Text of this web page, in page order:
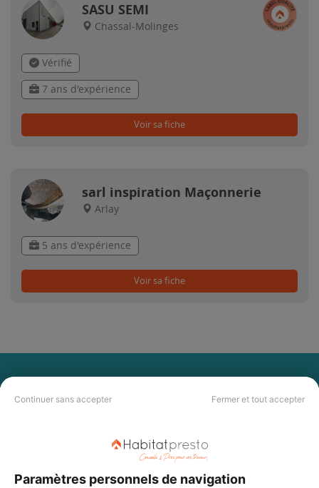
Continuer sans accepter Fermer et tout accepter
Paramètres personnels de navigation
SASU SEMI
Chassal-Molinges
Vérifié
7 ans d'expérience
Voir sa fiche
sarl inspiration Maçonnerie
Arlay
5 ans d'expérience
Voir sa fiche
PAS LE TEMPS DE
CHERCHER ?
Vous souhaitez réaliser des travaux et ne savez quel professionnel
choisir ? Demandez des devis travauxauprès de notre réseau de 5 000
professionnels partout en France.